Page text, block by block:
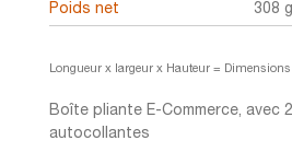
Poids net 308 g
Longueur x largeur x Hauteur =
Boîte pliante E-Commerce, avec
autocollantes